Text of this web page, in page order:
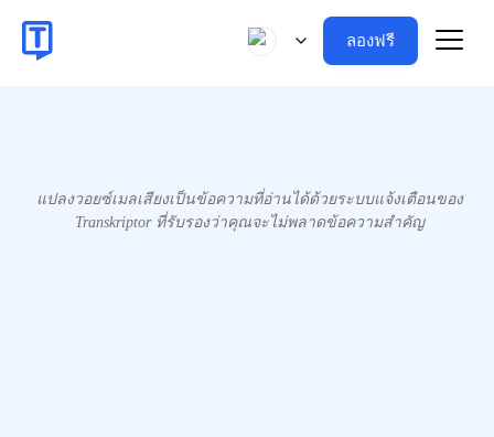
ลองฟรี
แปลงวอยซ์เมลเสียงเป็นข้อความที่อ่านได้ด้วยระบบแจ้งเตือนของ
Transkriptor ที่รับรองว่าคุณจะไม่พลาดข้อความสำคัญ